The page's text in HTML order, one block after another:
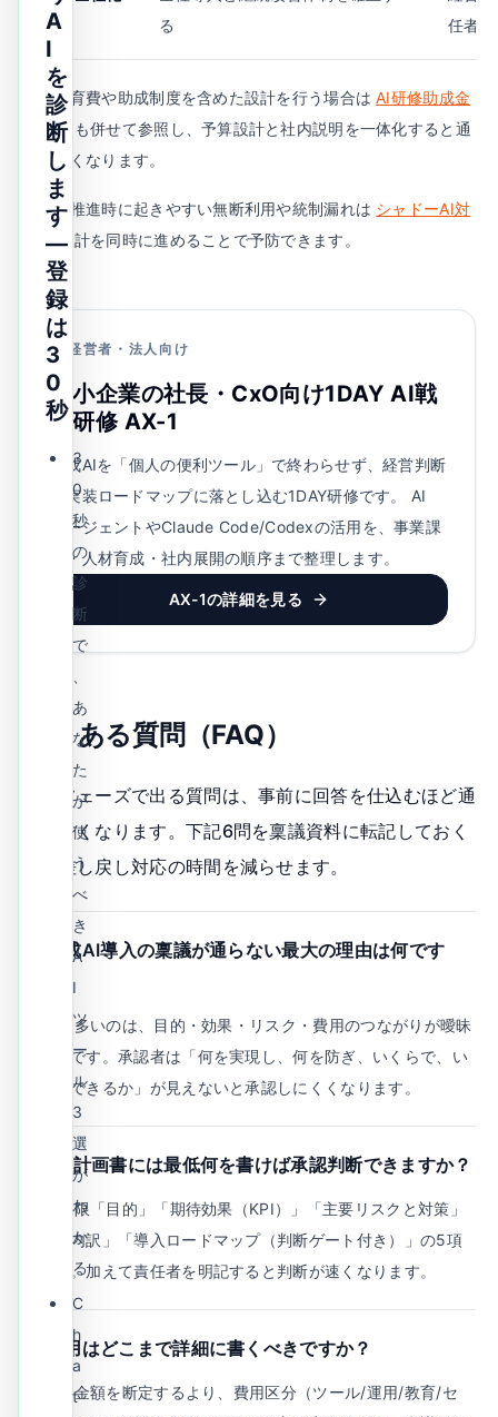
る
任者
社内教育費や助成制度を含めた設計を行う場合は AI研修助成金
ガイド も併せて参照し、予算設計と社内説明を一体化すると通
しやすくなります。
また、推進時に起きやすい無断利用や統制漏れは シャドーAI対
の設計を同時に進めることで予防できます。
経営者・法人向け
中小企業の社長・CxO向け1DAY AI戦
略研修 AX-1
生成AIを「個人の便利ツール」で終わらせず、経営判断
と実装ロードマップに落とし込む1DAY研修です。
AI
エージェントやClaude Code/Codexの活用を、事業課
題・人材育成・社内展開の順序まで整理します。
AX-1の詳細を見る
よくある質問（FAQ）
承認フェーズで出る質問は、事前に回答を仕込むほど通
りやすくなります。下記6問を稟議資料に転記しておく
と、差し戻し対応の時間を減らせます。
生成AI導入の稟議が通らない最大の理由は何です
最も多いのは、目的・効果・リスク・費用のつながりが曖昧
なことです。承認者は「何を実現し、何を防ぎ、いくらで、い
つ判断できるか」が見えないと承認しにくくなります。
1枚計画書には最低何を書けば承認判断できますか？
最低限「目的」「期待効果（KPI）」「主要リスクと対策」
「費用内訳」「導入ロードマップ（判断ゲート付き）」の5項
目です。加えて責任者を明記すると判断が速くなります。
費用はどこまで詳細に書くべきですか？
固定金額を断定するより、費用区分（ツール/運用/教育/セ
A
I
を
診
断
し
ま
す
—
登
録
は
3
0
秒
3
0
秒
の
診
断
で
あ
な
た
が
使
う
べ
き
A
I
ツ
ー
ル
3
選
が
わ
か
る
C
h
a
t